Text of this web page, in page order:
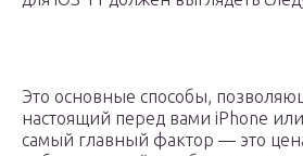
Это основные способы,
настоящий перед вами iPhone
самый главный фактор — это